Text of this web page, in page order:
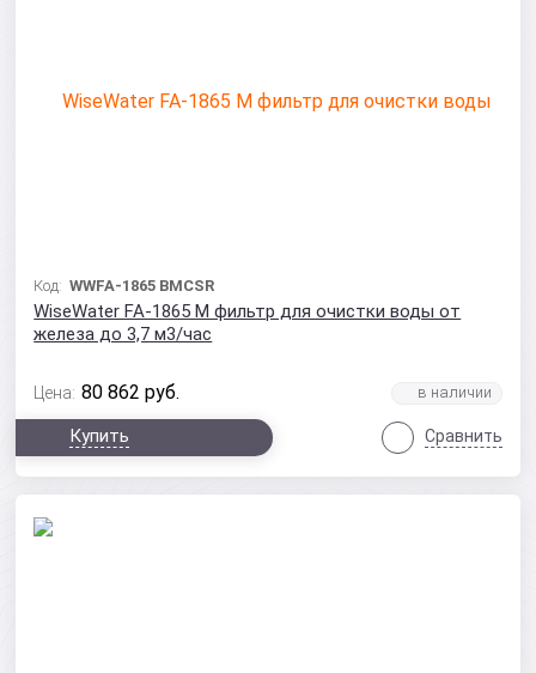
Код:WWFA-1865 BMCSR
WiseWater FA-1865 M фильтр для очистки воды от
железа до 3,7 м3/час
Цена: 80 862 руб.
Купить Сравнить